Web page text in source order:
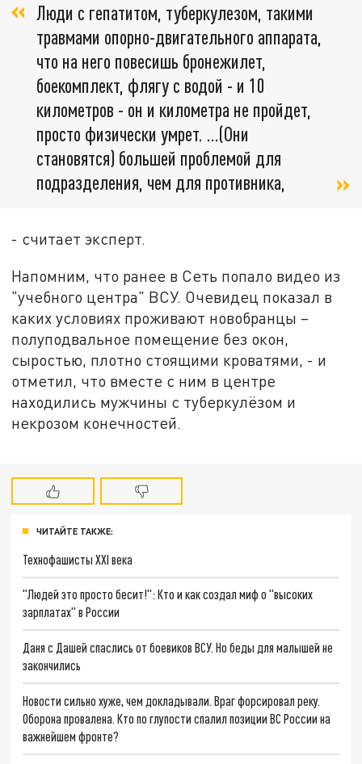
Люди с гепатитом, туберкулезом, такими
травмами опорно-двигательного аппарата,
что на него повесишь бронежилет,
боекомплект, флягу с водой - и 10
километров - он и километра не пройдет,
просто физически умрет. …(Они
становятся) большей проблемой для
подразделения, чем для противника,
- считает эксперт.
Напомним, что ранее в Сеть попало видео из
"учебного центра" ВСУ. Очевидец показал в
каких условиях проживают новобранцы –
полуподвальное помещение без окон,
сыростью, плотно стоящими кроватями, - и
отметил, что вместе с ним в центре
находились мужчины с туберкулёзом и
некрозом конечностей.
ЧИТАЙТЕ ТАКЖЕ:
Технофашисты XXI века
"Людей это просто бесит!": Кто и как создал миф о "высоких
зарплатах" в России
Даня с Дашей спаслись от боевиков ВСУ. Но беды для малышей не
закончились
Новости сильно хуже, чем докладывали. Враг форсировал реку.
Оборона провалена. Кто по глупости спалил позиции ВС России на
важнейшем фронте?